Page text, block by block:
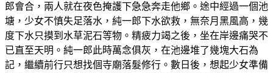
郎會合，兩人就在夜色掩護下急急奔走他鄉。途中經過一個池
塘，少女不慎失足落水，純一郎下水欲救，無奈月黑風高，幾
度下水只摸到水草泥石等物。精疲力竭之後，坐在岸邊痛哭不
已直至天明。純一郎此時萬念俱灰，在池邊堆了幾塊大石為
記，繼續前行只想找個寺廟落髮修行。數日後，想起少女準備